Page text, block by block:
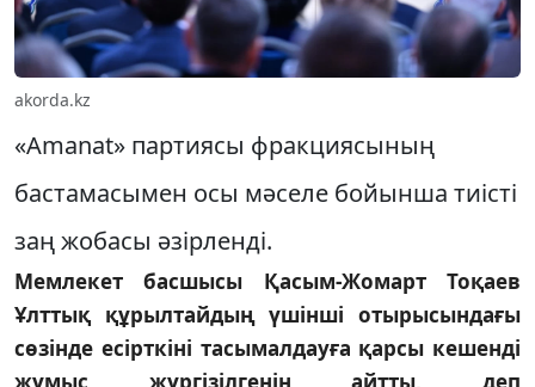
akorda.kz
«Amanat» партиясы фракциясының
бастамасымен осы мәселе бойынша тиісті
заң жобасы әзірленді.
Мемлекет басшысы Қасым-Жомарт Тоқаев
Ұлттық құрылтайдың үшінші отырысындағы
сөзінде есірткіні тасымалдауға қарсы кешенді
жұмыс жүргізілгенін айтты, деп